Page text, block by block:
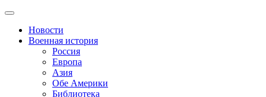
Перейти
содержимому
Журнал старого ворчуна
Записки пенсионера и геймера
Основное
Новости
Военная история
Россия
Европа
Азия
Обе Америки
Библиотека